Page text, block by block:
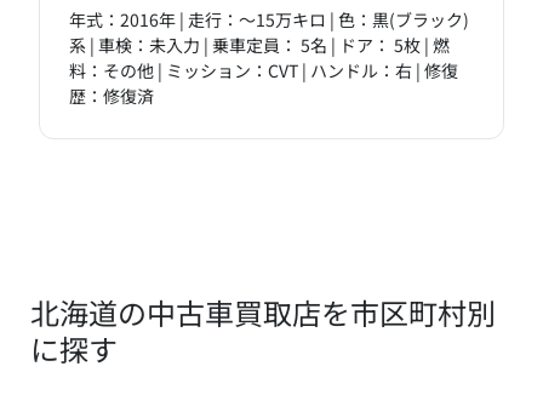
年式：2016年 | 走行：～15万キロ | 色：黒(ブラック)
系 | 車検：未入力 | 乗車定員： 5名 | ドア： 5枚 | 燃
料：その他 | ミッション：CVT | ハンドル：右 | 修復
歴：修復済
北海道の中古車買取店を市区町村別
に探す